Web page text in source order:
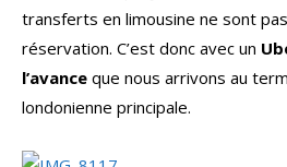
transferts en limousine ne sont
réservation. C’est donc avec un
l’avance que nous arrivons au
londonienne principale.